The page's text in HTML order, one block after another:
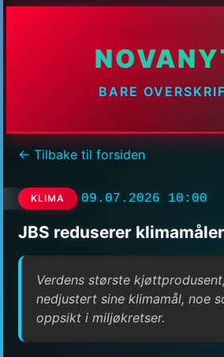
BARE
← Tilbake til forsiden
KLIMA 09.07.2026 10:00
JBS reduserer
Verdens største
nedjustert sine klimamål, noe
oppsikt i miljøkretser.